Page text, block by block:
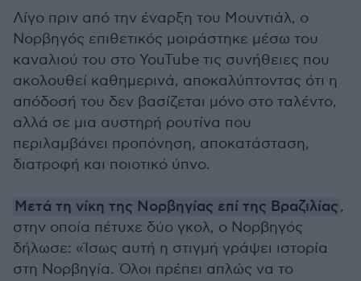
Λίγο πριν από την έναρξη του Μουντιάλ, ο
Νορβηγός επιθετικός μοιράστηκε μέσω του
καναλιού του στο YouTube τις συνήθειες που
ακολουθεί καθημερινά, αποκαλύπτοντας ότι η
απόδοσή του δεν βασίζεται μόνο στο ταλέντο,
αλλά σε μια αυστηρή ρουτίνα που
περιλαμβάνει προπόνηση, αποκατάσταση,
διατροφή και ποιοτικό ύπνο.
Μετά τη νίκη της Νορβηγίας επί της Βραζιλίας,
στην οποία πέτυχε δύο γκολ, ο Νορβηγός
δήλωσε: «Ίσως αυτή η στιγμή γράψει ιστορία
στη Νορβηγία. Όλοι πρέπει απλώς να το